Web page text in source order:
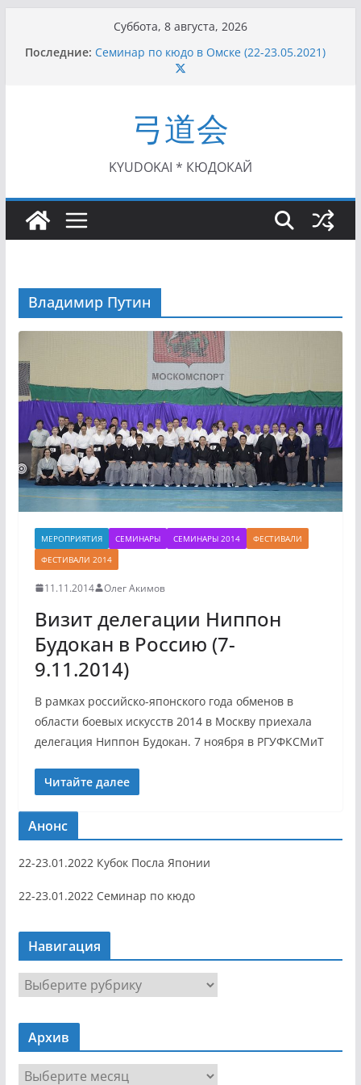
содержимому
Суббота, 8 августа, 2026
Последние: Семинар по кюдо в Омске (22-23.05.2021)
Чемпионат Росcии, Дёмино (2-5.09.2021)
II Кубок Посла Японии в России по Кюдо,
Орёл (25.07.2021)
I этап Кубка Московской области по Кюдо /
Сейдокан II (27.06.2021)
弓道会
KYUDOKAI * КЮДОКАЙ
Владимир Путин
МЕРОПРИЯТИЯ СЕМИНАРЫ СЕМИНАРЫ 2014
ФЕСТИВАЛИ
ФЕСТИВАЛИ 2014
11.11.2014 Олег Акимов
Визит делегации Ниппон
Будокан в Россию (7-
9.11.2014)
В рамках российско-японского года обменов в
области боевых искусств 2014 в Москву приехала
делегация Ниппон Будокан. 7 ноября в РГУФКСМиТ
Читайте далее
Анонс
22-23.01.2022 Кубок Посла Японии
22-23.01.2022 Семинар по кюдо
Навигация
Н
а
в
г
Архив